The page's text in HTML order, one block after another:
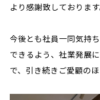
より感謝致しております
今後とも社員一同気持
できるよう、社業発展
で、引き続きご愛顧の